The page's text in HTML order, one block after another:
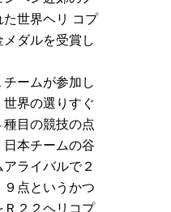
世界ヘリ コプ
ダルを受賞し
ームが参加し
界の選りすぐ
種目の競技の点
本チームの谷
ライバルで２
９点というかつ
２２ヘリコプ